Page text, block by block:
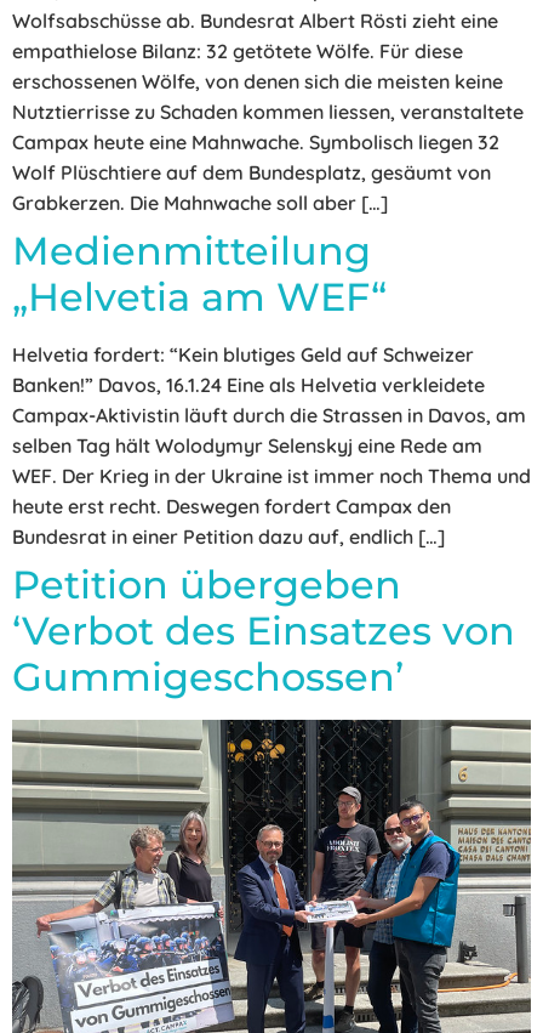
Wolfsabschüsse ab. Bundesrat Albert Rösti zieht eine
empathielose Bilanz: 32 getötete Wölfe. Für diese
erschossenen Wölfe, von denen sich die meisten keine
Nutztierrisse zu Schaden kommen liessen, veranstaltete
Campax heute eine Mahnwache. Symbolisch liegen 32
Wolf Plüschtiere auf dem Bundesplatz, gesäumt von
Grabkerzen. Die Mahnwache soll aber […]
Medienmitteilung
„Helvetia am WEF“
Helvetia fordert: “Kein blutiges Geld auf Schweizer
Banken!” Davos, 16.1.24 Eine als Helvetia verkleidete
Campax-Aktivistin läuft durch die Strassen in Davos, am
selben Tag hält Wolodymyr Selenskyj eine Rede am
WEF. Der Krieg in der Ukraine ist immer noch Thema und
heute erst recht. Deswegen fordert Campax den
Bundesrat in einer Petition dazu auf, endlich […]
Petition übergeben
‘Verbot des Einsatzes von
Gummigeschossen’